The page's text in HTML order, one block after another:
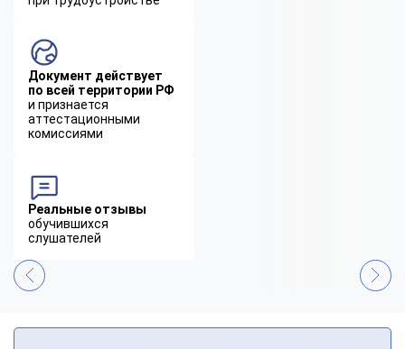
Документ действует
по всей территории РФ
и признается
аттестационными
комиссиями
Реальные отзывы
обучившихся
слушателей